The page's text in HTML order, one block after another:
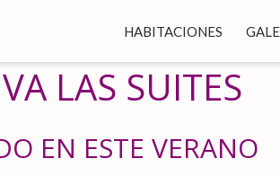
HABITACIONES
LAS SUITES
EN ESTE VERANO